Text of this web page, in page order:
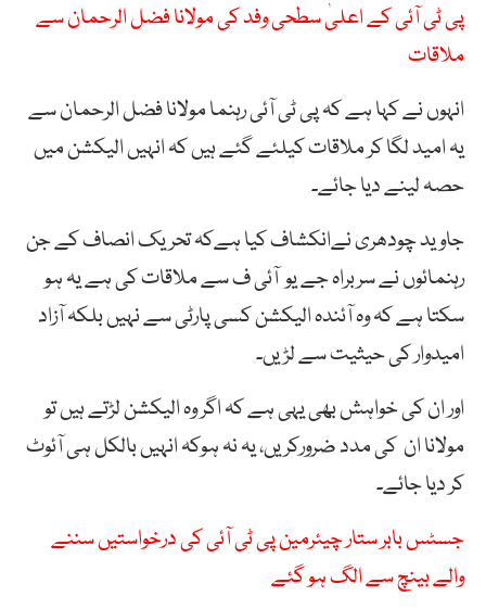
پی ٹی آئی کے اعلیٰ سطحی وفد کی مولانا فضل الرحمان سے
ملاقات
انہوں نے کہا ہے کہ پی ٹی آئی رہنما مولانا فضل الرحمان سے
یہ امید لگا کر ملاقات کیلئے گئے ہیں کہ انہیں الیکشن میں
حصہ لینے دیا جائے۔
جاوید چودھری نےانکشاف کیا ہےکہ تحریک انصاف کے جن
رہنمائوں نے سربراہ جے یو آئی ف سے ملاقات کی ہے یہ ہو
سکتا ہے کہ وہ آئندہ الیکشن کسی پارٹی سے نہیں بلکہ آزاد
امیدوار کی حیثیت سے لڑیں۔
اور ان کی خواہش بھی یہی ہے کہ اگر وہ الیکشن لڑتے ہیں تو
مولانا ان کی مدد ضرورکریں، یہ نہ ہوکہ انہیں بالکل ہی آئوٹ
کر دیا جائے۔
جسٹس بابر ستار چیئرمین پی ٹی آئی کی درخواستیں سننے
والے بینچ سے الگ ہو گئے